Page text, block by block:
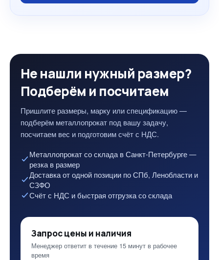
Не нашли нужный размер?
Подберём и посчитаем
Пришлите размеры, марку или спецификацию —
подберём металлопрокат под вашу задачу,
посчитаем вес и подготовим счёт с НДС.
Металлопрокат со склада в Санкт-Петербурге —
резка в размер
Доставка от одной позиции по СПб, Ленобласти и
СЗФО
Счёт с НДС и быстрая отгрузка со склада
Запрос цены и наличия
Менеджер ответит в течение 15 минут в рабочее
время